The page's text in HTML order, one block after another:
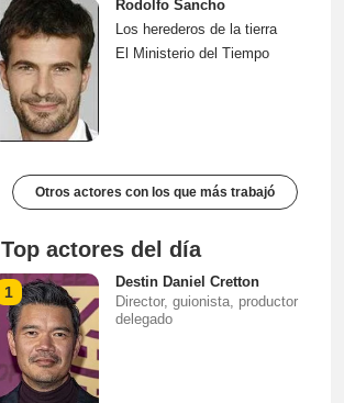
Rodolfo Sancho
Los herederos de la tierra
El Ministerio del Tiempo
Otros actores con los que más trabajó
Top actores del día
1
Destin Daniel Cretton
Director, guionista, productor
delegado